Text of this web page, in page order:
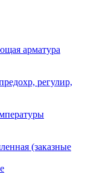
арматура
регулир,
(заказные